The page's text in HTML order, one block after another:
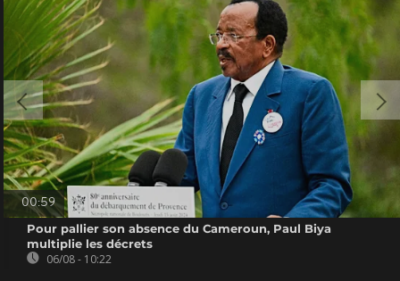
00:59
Pour pallier son absence du Cameroun, Paul Biya
multiplie les décrets
06/08 - 10:22